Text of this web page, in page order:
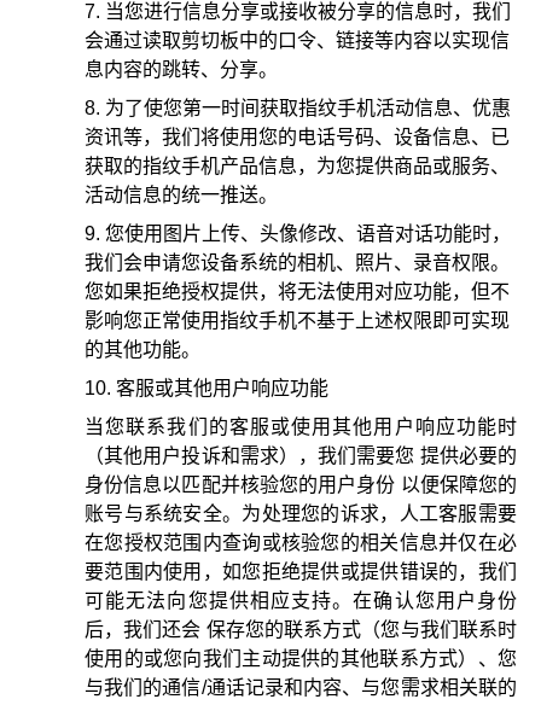
当您进行信息分享或接收被分享的信息时，我们
会通过读取剪切板中的口令、链接等内容以实现信
息内容的跳转、分享。
为了使您第一时间获取指纹手机活动信息、优惠
资讯等，我们将使用您的电话号码、设备信息、已
获取的指纹手机产品信息，为您提供商品或服务、
活动信息的统一推送。
您使用图片上传、头像修改、语音对话功能时，
我们会申请您设备系统的相机、照片、录音权限。
您如果拒绝授权提供，将无法使用对应功能，但不
影响您正常使用指纹手机不基于上述权限即可实现
的其他功能。
客服或其他用户响应功能
当您联系我们的客服或使用其他用户响应功能时
（其他用户投诉和需求），我们需要您 提供必要的
身份信息以匹配并核验您的用户身份 以便保障您的
账号与系统安全。为处理您的诉求，人工客服需要
在您授权范围内查询或核验您的相关信息并仅在必
要范围内使用，如您拒绝提供或提供错误的，我们
可能无法向您提供相应支持。在确认您用户身份
后，我们还会 保存您的联系方式（您与我们联系时
使用的或您向我们主动提供的其他联系方式）、您
与我们的通信/通话记录和内容、与您需求相关联的